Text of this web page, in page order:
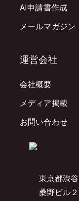
東京都渋
桑野ビル
AI申請書作成
メールマガジン
運営会社
会社概要
メディア掲載
お問い合わせ